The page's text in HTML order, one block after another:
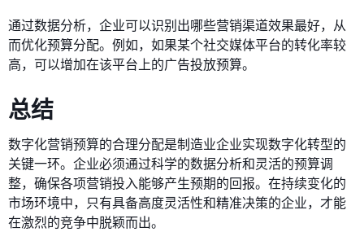
通过数据分析，企业可以识别出哪些营销渠道效果最好，从
而优化预算分配。例如，如果某个社交媒体平台的转化率较
高，可以增加在该平台上的广告投放预算。
总结
数字化营销预算的合理分配是制造业企业实现数字化转型的
关键一环。企业必须通过科学的数据分析和灵活的预算调
整，确保各项营销投入能够产生预期的回报。在持续变化的
市场环境中，只有具备高度灵活性和精准决策的企业，才能
在激烈的竞争中脱颖而出。